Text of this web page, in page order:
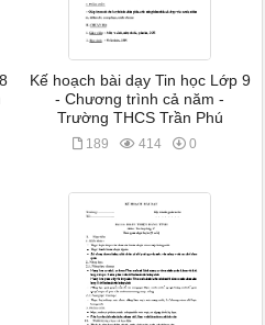
Kế hoạch bài dạy Tin học Lớp 9
- Chương trình cả năm -
Trường THCS Trần Phú
189 414 0